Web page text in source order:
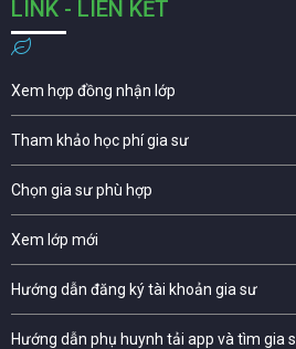
LINK - LIÊN KẾT
Xem hợp đồng nhận lớp
Tham khảo học phí gia sư
Chọn gia sư phù hợp
Xem lớp mới
Hướng dẫn đăng ký tài khoản gia sư
Hướng dẫn phụ huynh tải app và tìm gia